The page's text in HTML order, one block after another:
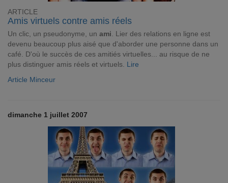
ARTICLE
Amis virtuels contre amis réels
Un clic, un pseudonyme, un ami . Lier des relations en ligne est
devenu beaucoup plus aisé que d'aborder une personne dans un
café. D'où le succès de ces amitiés virtuelles... au risque de ne
plus distinguer amis réels et virtuels. Lire
Article Minceur
dimanche 1 juillet 2007